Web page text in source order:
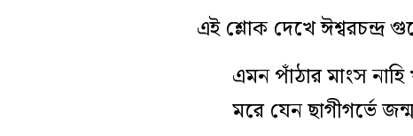
এই শ্লোক দেখে ঈশ্বরচন্দ্র
এমন পাঁঠার মাংস নাহি
মরে যেন ছাগীগর্ভে